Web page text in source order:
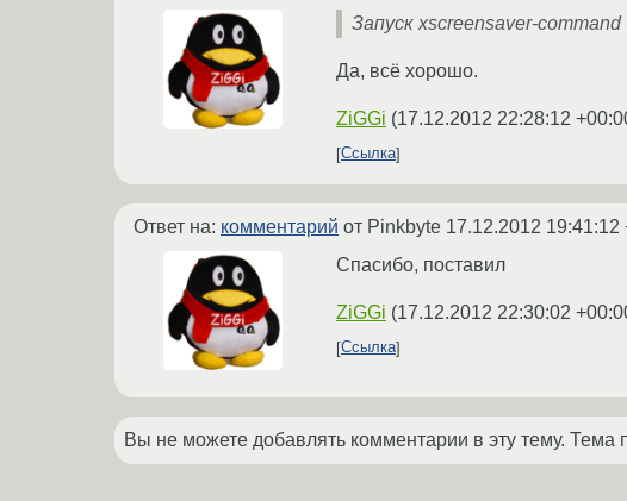
Запуск xscreensaver-
Да, всё хорошо.
ZiGGi (17.12.2012 22:28:12
Ссылка
Ответ на: комментарий от Pinkbyte 17.12.2012 19:41:12
Спасибо, поставил
ZiGGi (17.12.2012 22:30:02
Ссылка
Вы не можете добавлять комментарии в эту тему.